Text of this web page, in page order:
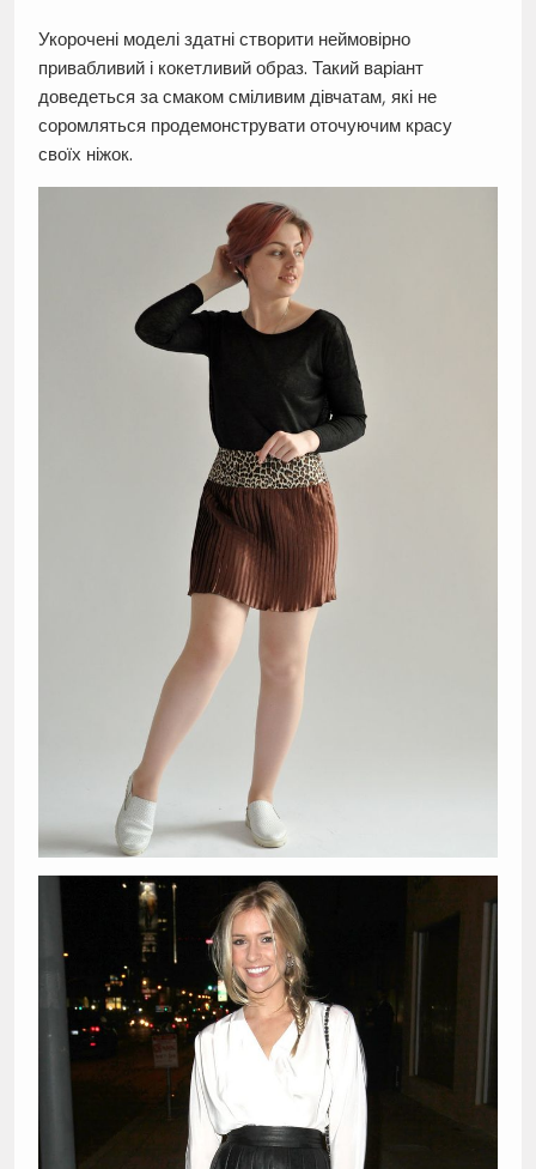
Укорочені моделі здатні створити неймовірно
привабливий і кокетливий образ. Такий варіант
доведеться за смаком сміливим дівчатам, які не
соромляться продемонструвати оточуючим красу
своїх ніжок.